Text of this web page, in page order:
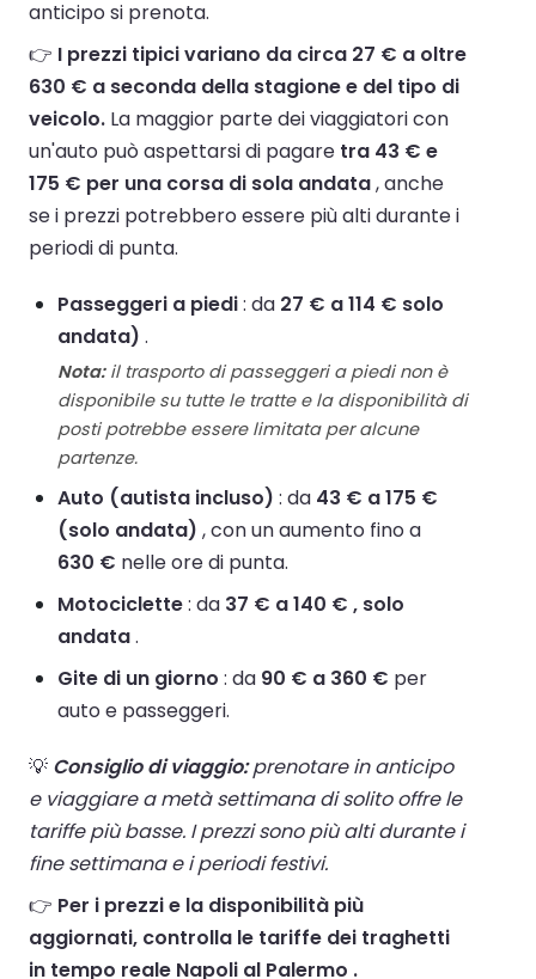
anticipo si prenota.
👉 I prezzi tipici variano da circa 27 € a oltre
630 € a seconda della stagione e del tipo di
veicolo. La maggior parte dei viaggiatori con
un'auto può aspettarsi di pagare tra 43 € e
175 € per una corsa di sola andata, anche
se i prezzi potrebbero essere più alti durante i
periodi di punta.
Passeggeri a piedi: da 27 € a 114 € solo
andata) .
Nota:il trasporto di passeggeri a piedi non è
disponibile su tutte le tratte e la disponibilità di
posti potrebbe essere limitata per alcune
partenze.
Auto (autista incluso) : da 43 € a 175 €
(solo andata) , con un aumento fino a
630 € nelle ore di punta.
Motociclette: da 37 € a 140 € , solo
andata.
Gite di un giorno : da 90 € a 360 € per
auto e passeggeri.
💡 Consiglio di viaggio:prenotare in anticipo
e viaggiare a metà settimana di solito offre le
tariffe più basse. I prezzi sono più alti durante i
fine settimana e i periodi festivi.
👉 Per i prezzi e la disponibilità più
aggiornati, controlla le tariffe dei traghetti
in tempo reale Napoli al Palermo .